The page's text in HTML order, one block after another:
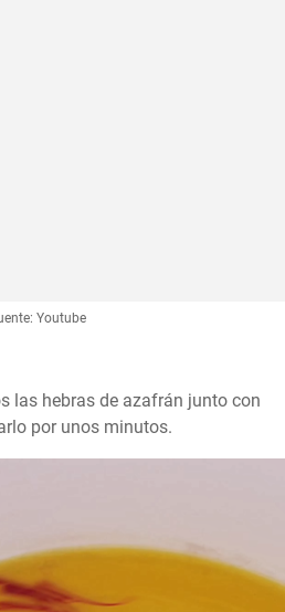
Youtube
las hebras de azafrán junto con
por unos minutos.